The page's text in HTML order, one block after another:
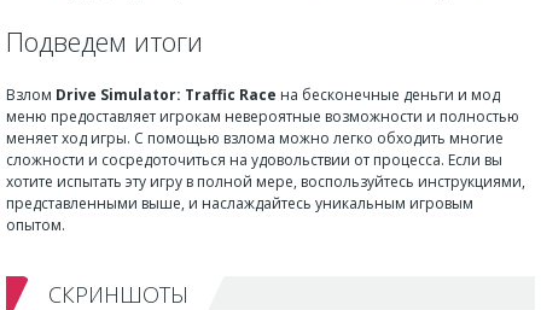
Подведем итоги
Взлом Drive Simulator: Traffic Race на бесконечные деньги и мод
меню предоставляет игрокам невероятные возможности и полностью
меняет ход игры. С помощью взлома можно легко обходить многие
сложности и сосредоточиться на удовольствии от процесса. Если вы
хотите испытать эту игру в полной мере, воспользуйтесь инструкциями,
представленными выше, и наслаждайтесь уникальным игровым
опытом.
СКРИНШОТЫ